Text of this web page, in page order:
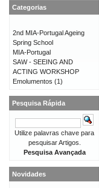
Categorias
2nd MIA-Portugal Ageing
Spring School
MIA-Portugal
SAW - SEEING AND
ACTING WORKSHOP
Emolumentos (1)
Pesquisa Rápida
Utilize palavras chave para
pesquisar Artigos.
Pesquisa Avançada
Novidades